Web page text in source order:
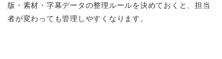
版・素材・字幕データの整理ルールを決めておくと、担当
者が変わっても管理しやすくなります。